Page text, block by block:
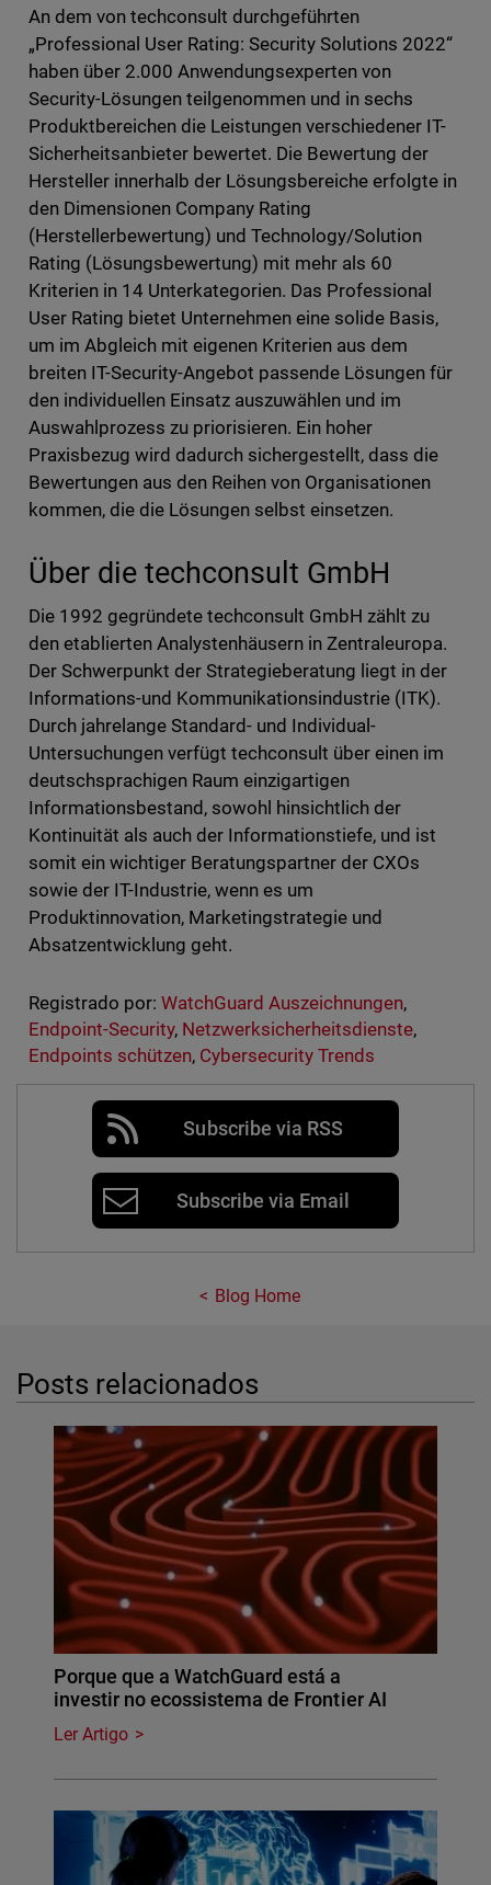
An dem von techconsult durchgeführten
„Professional User Rating: Security Solutions 2022“
haben über 2.000 Anwendungsexperten von
Security-Lösungen teilgenommen und in sechs
Produktbereichen die Leistungen verschiedener IT-
Sicherheitsanbieter bewertet. Die Bewertung der
Hersteller innerhalb der Lösungsbereiche erfolgte in
den Dimensionen Company Rating
(Herstellerbewertung) und Technology/Solution
Rating (Lösungsbewertung) mit mehr als 60
Kriterien in 14 Unterkategorien. Das Professional
User Rating bietet Unternehmen eine solide Basis,
um im Abgleich mit eigenen Kriterien aus dem
breiten IT-Security-Angebot passende Lösungen für
den individuellen Einsatz auszuwählen und im
Auswahlprozess zu priorisieren. Ein hoher
Praxisbezug wird dadurch sichergestellt, dass die
Bewertungen aus den Reihen von Organisationen
kommen, die die Lösungen selbst einsetzen.
Über die techconsult GmbH
Die 1992 gegründete techconsult GmbH zählt zu
den etablierten Analystenhäusern in Zentraleuropa.
Der Schwerpunkt der Strategieberatung liegt in der
Informations-und Kommunikationsindustrie (ITK).
Durch jahrelange Standard- und Individual-
Untersuchungen verfügt techconsult über einen im
deutschsprachigen Raum einzigartigen
Informationsbestand, sowohl hinsichtlich der
Kontinuität als auch der Informationstiefe, und ist
somit ein wichtiger Beratungspartner der CXOs
sowie der IT-Industrie, wenn es um
Produktinnovation, Marketingstrategie und
Absatzentwicklung geht.
Registrado por: WatchGuard Auszeichnungen,
Endpoint-Security, Netzwerksicherheitsdienste,
Endpoints schützen, Cybersecurity Trends
Subscribe via RSS
Subscribe via Email
Blog Home
Posts relacionados
Porque que a WatchGuard está a
investir no ecossistema de Frontier AI
Ler Artigo